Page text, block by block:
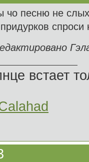
чо песню не
спроси
встает